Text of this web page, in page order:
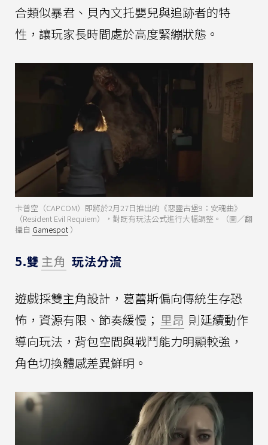
合類似暴君、貝內文托嬰兒與追跡者的特
性，讓玩家長時間處於高度緊繃狀態。
卡普空（CAPCOM）即將於2月27日推出的《惡靈古堡9：安魂曲》
（Resident Evil Requiem），對既有玩法公式進行大幅調整。（圖／翻
攝自 Gamespot ）
5.雙 主角 玩法分流
遊戲採雙主角設計，葛蕾斯偏向傳統生存恐
怖，資源有限、節奏緩慢； 里昂 則延續動作
導向玩法，背包空間與戰鬥能力明顯較強，
角色切換體感差異鮮明。